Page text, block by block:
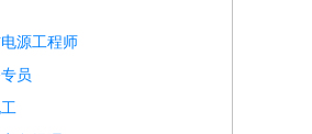
源工程师
员